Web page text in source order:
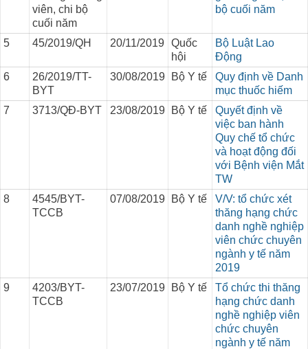
viên, chi bộ
cuối năm
bộ cuối năm
5 45/2019/QH 20/11/2019 Quốc
hội
Bộ Luật Lao
Động
6
26/2019/TT-
BYT
30/08/2019 Bộ Y tế
Quy định về Danh
mục thuốc hiếm
7
3713/QĐ-BYT 23/08/2019 Bộ Y tế
Quyết định về
việc ban hành
Quy chế tổ chức
và hoạt động đối
với Bệnh viện Mắt
TW
8
4545/BYT-
TCCB
07/08/2019 Bộ Y tế
V/V: tổ chức xét
thăng hạng chức
danh nghề nghiệp
viên chức chuyên
ngành y tế năm
2019
9
4203/BYT-
TCCB
23/07/2019 Bộ Y tế
Tổ chức thi thăng
hạng chức danh
nghề nghiệp viên
chức chuyên
ngành y tế năm